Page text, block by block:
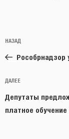
по
записям
Предыдущая
запись:
НАЗАД
Рособрнадзор
Следующая
запись
ДАЛЕЕ
Депутаты
платное обучение